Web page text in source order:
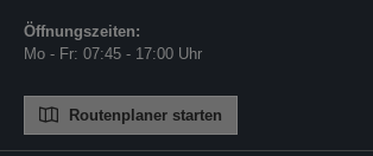
Öffnungszeiten:
Mo - Fr: 07:45 - 17:00 Uhr
Routenplaner starten